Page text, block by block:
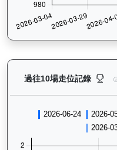
過往10場走位記錄